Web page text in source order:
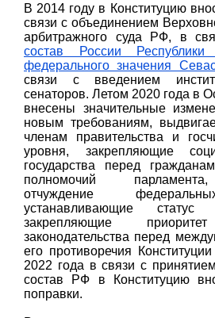
В 2014 году в Конституцию
связи с объединением
арбитражного суда РФ, в
состав России
федерального значения
связи с введением
сенаторов. Летом 2020 года в
внесены значительные
новым требованиям,
членам правительства и
уровня, закрепляющие
государства перед
полномочий
отчуждение
устанавливающие статус
закрепляющие
законодательства перед
его противоречия
2022 года в связи с
состав РФ в Конституцию
поправки.